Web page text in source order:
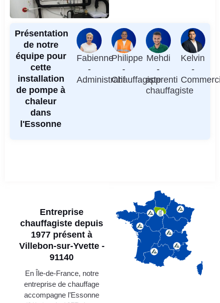
Présentation
de notre
équipe pour
cette
installation
de pompe à
chaleur
dans
l'Essonne
Fabienne
-
Administratif
Philippe
-
Chauffagiste
Mehdi
-
apprenti
chauffagiste
Kelvin
-
Entreprise
chauffagiste depuis
1977 présent à
Villebon-sur-Yvette -
91140
En Île-de-France, notre
entreprise de chauffage
accompagne l’Essonne